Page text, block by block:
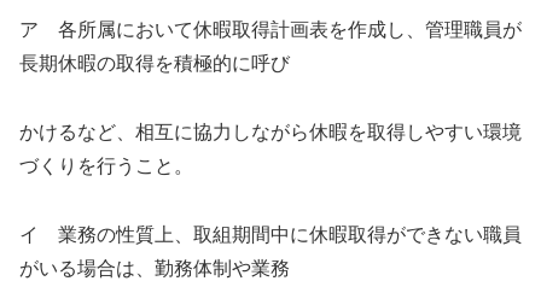
ア 各所属において休暇取得計画表を作成し、管理職員が
長期休暇の取得を積極的に呼び
かけるなど、相互に協力しながら休暇を取得しやすい環境
づくりを行うこと。
イ 業務の性質上、取組期間中に休暇取得ができない職員
がいる場合は、勤務体制や業務